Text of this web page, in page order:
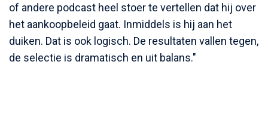
of andere podcast heel stoer te vertellen dat hij over
het aankoopbeleid gaat. Inmiddels is hij aan het
duiken. Dat is ook logisch. De resultaten vallen tegen,
de selectie is dramatisch en uit balans."